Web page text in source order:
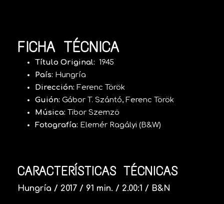
FICHA TÉCNICA
Título Original: 1945
País: Hungría
Dirección: Ferenc Török
Guión: Gábor T. Szántó, Ferenc Török
Música: Tibor Szemzö
Fotografía: Elemér Ragályi (B&W)
CARACTERÍSTICAS TÉCNICAS
Hungría / 2017 / 91 min. / 2.00:1 / B&N